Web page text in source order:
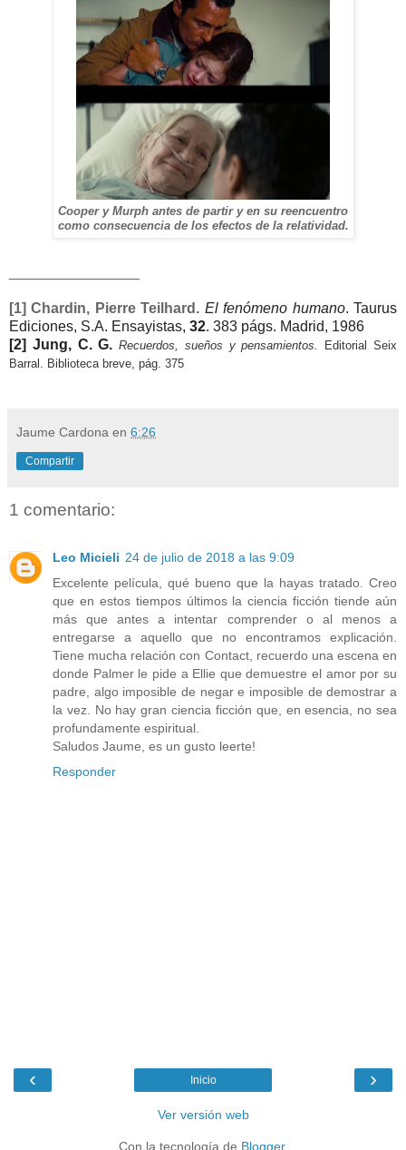
Cooper y Murph antes de partir y en su reencuentro
como consecuencia de los efectos de la relatividad.
[1] Chardin, Pierre Teilhard. El fenómeno humano. Taurus
Ediciones, S.A. Ensayistas, 32. 383 págs. Madrid, 1986
[2] Jung, C. G. Recuerdos, sueños y pensamientos.
Editorial Seix
Barral. Biblioteca breve, pág. 375
Jaume Cardona en 6:26
Compartir
1 comentario:
Leo Micieli 24 de julio de 2018 a las 9:09
Excelente película, qué bueno que la hayas tratado. Creo
que en estos tiempos últimos la ciencia ficción tiende aún
más que antes a intentar comprender o al menos a
entregarse a aquello que no encontramos explicación.
Tiene mucha relación con Contact, recuerdo una escena en
donde Palmer le pide a Ellie que demuestre el amor por su
padre, algo imposible de negar e imposible de demostrar a
la vez. No hay gran ciencia ficción que, en esencia, no sea
profundamente espiritual.
Saludos Jaume, es un gusto leerte!
Responder
‹ ›
Inicio
Ver versión web
Con la tecnología de Blogger.